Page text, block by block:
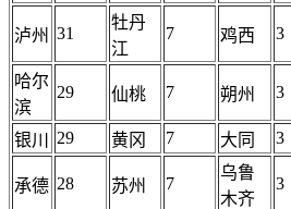
泸州 31
牡丹
江
7 鸡西 3
哈尔
滨
29 仙桃 7 朔州 3
银川 29 黄冈 7 大同 3
承德 28 苏州 7
乌鲁
木齐
3